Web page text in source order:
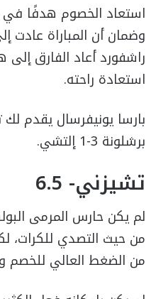
استعاد الخصوم هدفًا
وضمان أن المباراة عادت
راشفورد أعاد الفارق
استعادة راحته.
بارسا يونيفرسال يقدم لك
برشلونة 3-1 إلتشي.
تشيزني- 6.5
لم يكن حارس المرمى
من حيث التصدي للكرات،
من الضغط العالي للخصم